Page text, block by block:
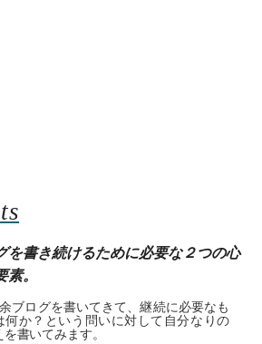
を書き続けるために必要な２つの心
素。
ブログを書いてきて、継続に必要なも
何か？という問いに対して自分なりの
を書いてみます。